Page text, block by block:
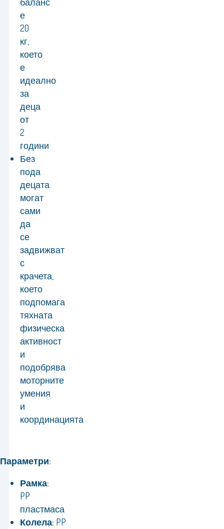
е
20
кг,
което
е
идеално
за
деца
от
2
години
Без
пода
децата
могат
сами
да
се
задвижват
с
крачета,
което
подпомага
тяхната
физическа
активност
и
подобрява
моторните
умения
и
координацията
Параметри:
Рамка:
PP
пластмаса
Колела: PP